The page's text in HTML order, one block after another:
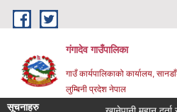
Skip to main content
गंगादेव गाउँपालिका
गाउँ कार्यपालिकाको कार्यालय,
लुम्बिनी प्रदेश नेपाल
सूचनाहरु